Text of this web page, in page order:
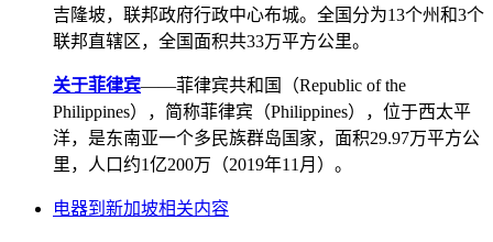
吉隆坡，联邦政府行政中心布城。全国分为13个州和3个
联邦直辖区，全国面积共33万平方公里。
关于菲律宾——菲律宾共和国（Republic of the
Philippines），简称菲律宾（Philippines），位于西太平
洋，是东南亚一个多民族群岛国家，面积29.97万平方公
里，人口约1亿200万（2019年11月）。
电器到新加坡相关内容